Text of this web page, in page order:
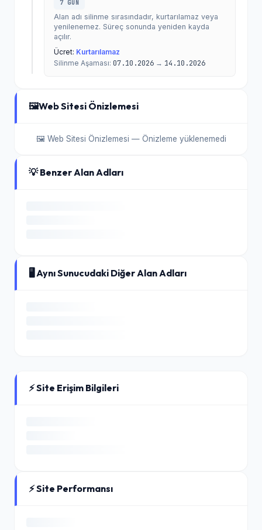
7 GÜN
Alan adı silinme sırasındadır, kurtarılamaz veya
yenilenemez. Süreç sonunda yeniden kayda
açılır.
Ücret: Kurtarılamaz
Silinme Aşaması: 07.10.2026 → 14.10.2026
🖼️Web Sitesi Önizlemesi
🖼️ Web Sitesi Önizlemesi — Önizleme yüklenemedi
💡 Benzer Alan Adları
🖥️ Aynı Sunucudaki Diğer Alan Adları
⚡ Site Erişim Bilgileri
⚡ Site Performansı